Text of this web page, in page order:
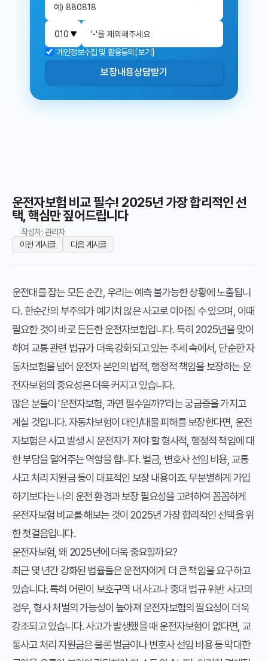
개인정보수집 및 활용동의[보기]
보장내용상담받기
운전자보험 비교 필수! 2025년 가장 합리적인 선
택, 핵심만 짚어드립니다
작성자: 관리자
이전 게시글
다음 게시글
운전대를 잡는 모든 순간, 우리는 예측 불가능한 상황에 노출됩니
다. 한순간의 부주의가 예기치 않은 사고로 이어질 수 있으며, 이때
필요한 것이 바로 든든한 운전자보험입니다. 특히 2025년을 맞이
하여 교통 관련 법규가 더욱 강화되고 있는 추세 속에서, 단순한 자
동차보험을 넘어 운전자 본인의 법적, 행정적 책임을 보장하는 운
전자보험의 중요성은 더욱 커지고 있습니다.
많은 분들이 '운전자보험, 과연 필수일까?'라는 궁금증을 가지고
계실 것입니다. 자동차보험이 대인/대물 피해를 보장한다면, 운전
자보험은 사고 발생 시 운전자가 져야 할 형사적, 행정적 책임에 대
한 부담을 덜어주는 역할을 합니다. 벌금, 변호사 선임 비용, 교통
사고 처리 지원금 등이 대표적인 보장 내용이죠. 무분별하게 가입
하기보다는 나의 운전 환경과 보장 필요성을 고려하여 꼼꼼하게
운전자보험 비교를 해보는 것이 2025년 가장 합리적인 선택을 위
한 첫걸음입니다.
운전자보험, 왜 2025년에 더욱 중요할까요?
최근 몇 년간 강화된 법률들은 운전자에게 더 큰 책임을 요구하고
있습니다. 특히 어린이 보호구역 내 사고나 중대 법규 위반 사고의
경우, 형사 처벌의 가능성이 높아져 운전자보험의 필요성이 더욱
강조되고 있습니다. 사고가 발생했을 때 운전자보험이 없다면, 교
통사고 처리 지원금은 물론 벌금이나 변호사 선임 비용 등 막대한